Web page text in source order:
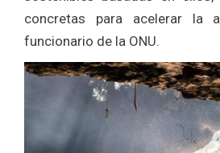
concretas para acelerar la
funcionario de la ONU.